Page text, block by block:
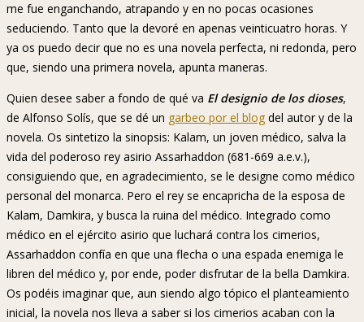
me fue enganchando, atrapando y en no pocas ocasiones
seduciendo. Tanto que la devoré en apenas veinticuatro horas. Y
ya os puedo decir que no es una novela perfecta, ni redonda, pero
que, siendo una primera novela, apunta maneras.
Quien desee saber a fondo de qué va El designio de los dioses,
de Alfonso Solís, que se dé un garbeo por el blog del autor y de la
novela. Os sintetizo la sinopsis: Kalam, un joven médico, salva la
vida del poderoso rey asirio Assarhaddon (681-669 a.e.v.),
consiguiendo que, en agradecimiento, se le designe como médico
personal del monarca. Pero el rey se encapricha de la esposa de
Kalam, Damkira, y busca la ruina del médico. Integrado como
médico en el ejército asirio que luchará contra los cimerios,
Assarhaddon confía en que una flecha o una espada enemiga le
libren del médico y, por ende, poder disfrutar de la bella Damkira.
Os podéis imaginar que, aun siendo algo tópico el planteamiento
inicial, la novela nos lleva a saber si los cimerios acaban con la